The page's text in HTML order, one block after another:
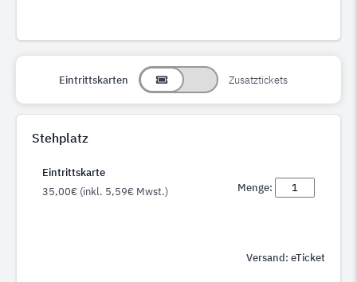
Eintrittskarten Zusatztickets
Stehplatz
Eintrittskarte
35,00€ (inkl. 5,59€ Mwst.) Menge:
Versand: eTicket